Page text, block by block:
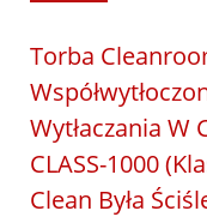
Torba
Wytłaczania W
CLASS-1000
Clean Była